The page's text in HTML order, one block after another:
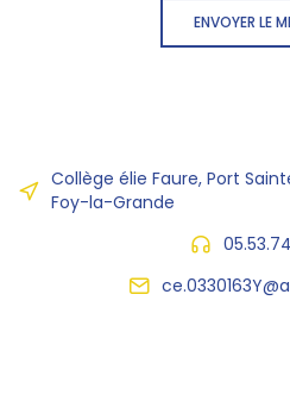
ENVOYER LE
Collège élie Faure, Port
Foy-la-Grande